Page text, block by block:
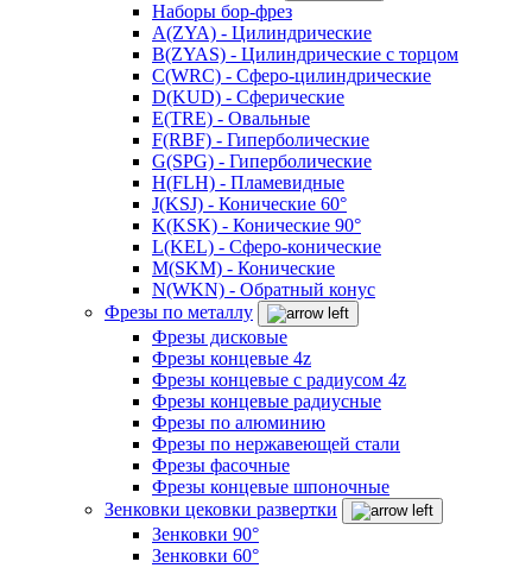
Наборы бор-фрез
A(ZYA) - Цилиндрические
B(ZYAS) - Цилиндрические с торцом
C(WRC) - Сферо-цилиндрические
D(KUD) - Сферические
E(TRE) - Овальные
F(RBF) - Гиперболические
G(SPG) - Гиперболические
H(FLH) - Пламевидные
J(KSJ) - Конические 60°
K(KSK) - Конические 90°
L(KEL) - Сферо-конические
M(SKM) - Конические
N(WKN) - Обратный конус
Фрезы по металлу
Фрезы дисковые
Фрезы концевые 4z
Фрезы концевые с радиусом 4z
Фрезы концевые радиусные
Фрезы по алюминию
Фрезы по нержавеющей стали
Фрезы фасочные
Фрезы концевые шпоночные
Зенковки цековки развертки
Зенковки 90°
Зенковки 60°